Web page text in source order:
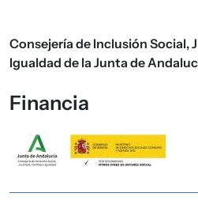
Consejería de Inclusión Social,
Igualdad de la Junta de
Financia